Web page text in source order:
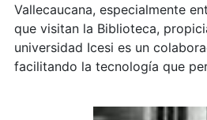
Vallecaucana, especialmente
que visitan la Biblioteca,
universidad Icesi es un
facilitando la tecnología que